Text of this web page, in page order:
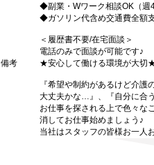
◆副業・Wワーク相談OK（週
◆ガソリン代含め交通費全額
＜履歴書不要/在宅面談＞
電話のみで面談が可能です♪
備考
★安心して働ける環境が大切
『希望や制約があるけど介
大丈夫かな…』、『自分に合
お仕事を探される上で色々な
消してお仕事始めましょう♪
当社はスタッフの皆様お一人